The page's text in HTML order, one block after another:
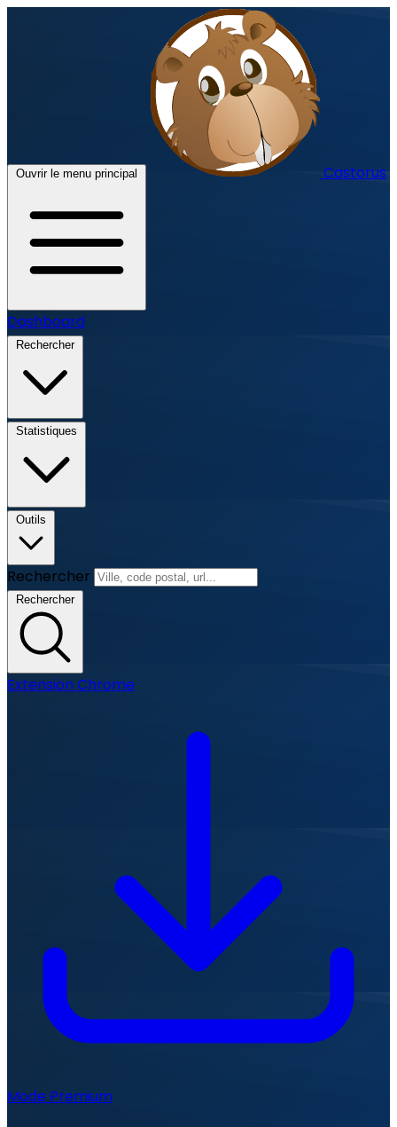
Ouvrir le menu principal Castorus
Dashboard
Rechercher
Statistiques
Outils
Rechercher
Rechercher
Extension Chrome
Mode Premium